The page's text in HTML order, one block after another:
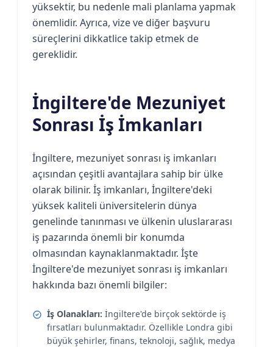
yüksektir, bu nedenle mali planlama yapmak
önemlidir. Ayrıca, vize ve diğer başvuru
süreçlerini dikkatlice takip etmek de
gereklidir.
İngiltere'de Mezuniyet
Sonrası İş İmkanları
İngiltere, mezuniyet sonrası iş imkanları
açısından çeşitli avantajlara sahip bir ülke
olarak bilinir. İş imkanları, İngiltere'deki
yüksek kaliteli üniversitelerin dünya
genelinde tanınması ve ülkenin uluslararası
iş pazarında önemli bir konumda
olmasından kaynaklanmaktadır. İşte
İngiltere'de mezuniyet sonrası iş imkanları
hakkında bazı önemli bilgiler:
İş Olanakları: İngiltere'de birçok sektörde iş
fırsatları bulunmaktadır. Özellikle Londra gibi
büyük şehirler, finans, teknoloji, sağlık, medya